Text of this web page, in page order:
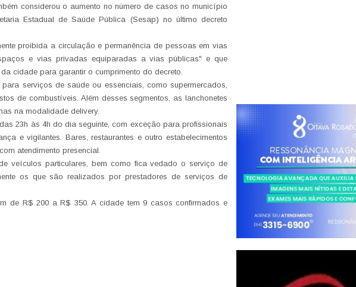
considerou o aumento no número de casos no município
Estadual de Saúde Pública (Sesap) no último decreto
proibida a circulação e permanência de pessoas em vias
e vias privadas equiparadas a vias públicas" e que
cidade para garantir o cumprimento do decreto.
serviços de saúde ou essenciais, como supermercados,
de combustíveis. Além desses segmentos, as lanchonetes
na modalidade delivery.
23h às 4h do dia seguinte, com exceção para profissionais
e vigilantes. Bares, restaurantes e outro estabelecimentos
atendimento presencial.
veículos particulares, bem como fica vedado o serviço de
os que são realizados por prestadores de serviços de
de R$ 200 a R$ 350. A cidade tem 9 casos confirmados e